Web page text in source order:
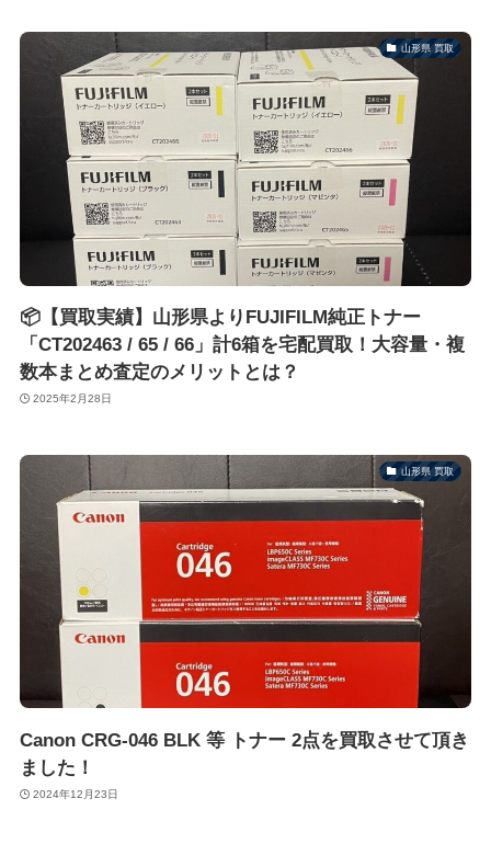
山形県 買取
📦【買取実績】山形県よりFUJIFILM純正トナー
「CT202463 / 65 / 66」計6箱を宅配買取！大容量・複
数本まとめ査定のメリットとは？
2025年2月28日
山形県 買取
Canon CRG-046 BLK 等 トナー 2点を買取させて頂き
ました！
2024年12月23日